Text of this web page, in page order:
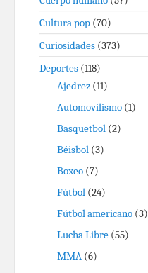
Cultura pop (70)
Curiosidades (373)
Deportes (118)
Ajedrez (11)
Automovilismo (1)
Basquetbol (2)
Béisbol (3)
Boxeo (7)
Fútbol (24)
Fútbol americano (3)
Lucha Libre (55)
MMA (6)